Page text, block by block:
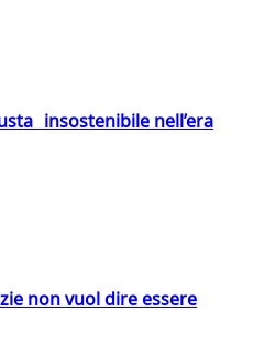
insostenibile nell’era
non vuol dire essere